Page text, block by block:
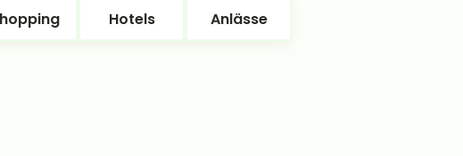
Hotels Anlässe